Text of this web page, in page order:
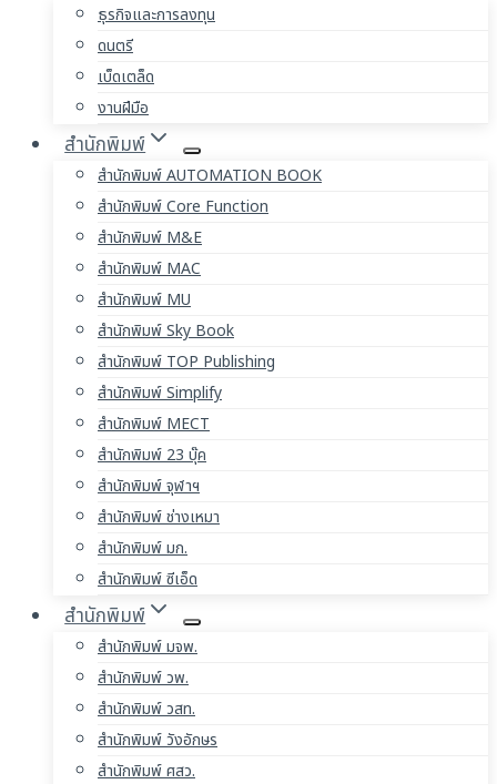
ธุรกิจและการลงทุน
ดนตรี
เบ็ดเตล็ด
งานฝีมือ
สำนักพิมพ์
สำนักพิมพ์ AUTOMATION BOOK
สำนักพิมพ์ Core Function
สำนักพิมพ์ M&E
สำนักพิมพ์ MAC
สำนักพิมพ์ MU
สำนักพิมพ์ Sky Book
สำนักพิมพ์ TOP Publishing
สำนักพิมพ์ Simplify
สำนักพิมพ์ MECT
สำนักพิมพ์ 23 บุ๊ค
สำนักพิมพ์ จุฬาฯ
สำนักพิมพ์ ช่างเหมา
สำนักพิมพ์ มก.
สำนักพิมพ์ ซีเอ็ด
สำนักพิมพ์
สำนักพิมพ์ มจพ.
สำนักพิมพ์ วพ.
สำนักพิมพ์ วสท.
สำนักพิมพ์ วังอักษร
สำนักพิมพ์ ศสว.